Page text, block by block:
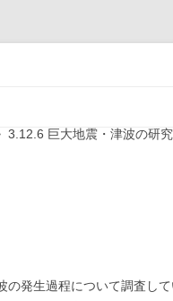
3.12.6 巨大地震・津波の研究
発生過程について調査し